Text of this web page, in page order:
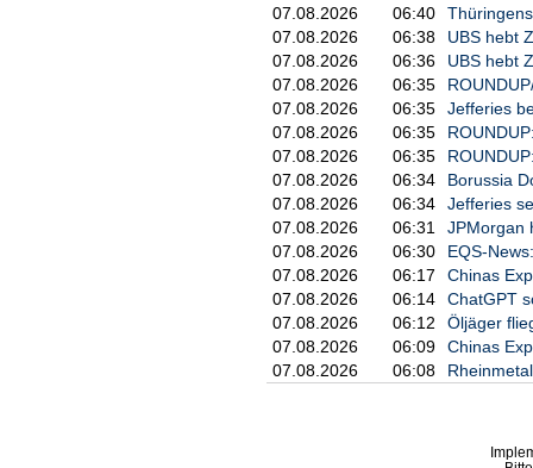
07.08.2026
06:40
07.08.2026
06:38
UBS hebt
07.08.2026
06:36
UBS hebt
07.08.2026
06:35
07.08.2026
06:35
Jefferies
07.08.2026
06:35
07.08.2026
06:35
07.08.2026
06:34
Borussia
07.08.2026
06:34
Jefferies
07.08.2026
06:31
JPMorgan
07.08.2026
06:30
EQS-
07.08.2026
06:17
Chinas
07.08.2026
06:14
ChatGPT
07.08.2026
06:12
Öljäger
07.08.2026
06:09
Chinas
07.08.2026
06:08